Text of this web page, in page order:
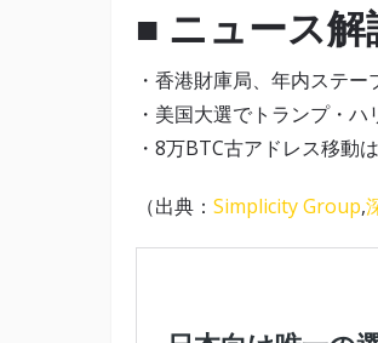
■ ニュース解
・香港財庫局、年内ステ
・美国大選でトランプ・
・8万BTC古アドレス移動
（出典： Simplicity Group,